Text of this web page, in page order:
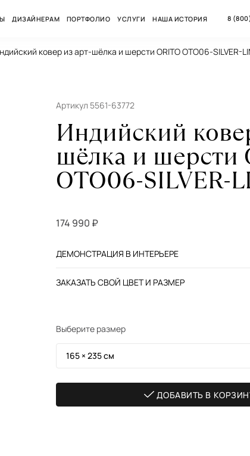
ДИЗАЙНЕРАМ ПОРТФОЛИО УСЛУГИ НАША ИСТОРИЯ 8
ковер из арт-шёлка и шерсти ORITO OTO06-SILVER-
Артикул 5561-63772
Индийский
шёлка и шерсти
OTO06-SILVER-
174 990 ₽
ДЕМОНСТРАЦИЯ В ИНТЕРЬЕРЕ
ЗАКАЗАТЬ СВОЙ ЦВЕТ И РАЗМЕР
Выберите размер
165 × 235 см
ДОБАВИТЬ В